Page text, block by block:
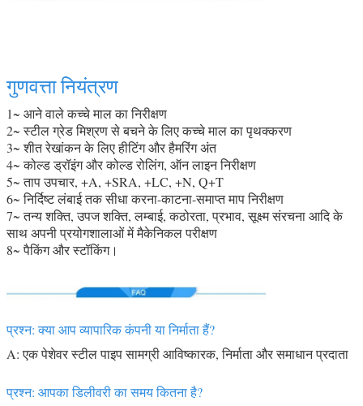
गुणवत्ता नियंत्रण
1~ आने वाले कच्चे माल का निरीक्षण
2~ स्टील ग्रेड मिश्रण से बचने के लिए कच्चे माल का पृथक्करण
3~ शीत रेखांकन के लिए हीटिंग और हैमरिंग अंत
4~ कोल्ड ड्रॉइंग और कोल्ड रोलिंग, ऑन लाइन निरीक्षण
5~ ताप उपचार, +A, +SRA, +LC, +N, Q+T
6~ निर्दिष्ट लंबाई तक सीधा करना-काटना-समाप्त माप निरीक्षण
7~ तन्य शक्ति, उपज शक्ति, लम्बाई, कठोरता, प्रभाव, सूक्ष्म संरचना आदि के
साथ अपनी प्रयोगशालाओं में मैकेनिकल परीक्षण
8~ पैकिंग और स्टॉकिंग।
प्रश्न: क्या आप व्यापारिक कंपनी या निर्माता हैं?
A: एक पेशेवर स्टील पाइप सामग्री आविष्कारक, निर्माता और समाधान प्रदाता
प्रश्न: आपका डिलीवरी का समय कितना है?